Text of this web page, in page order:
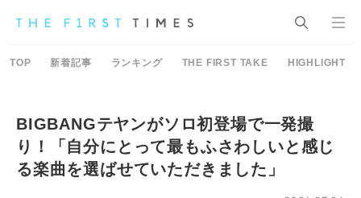
TOP 新着記事 ランキング THE FIRST TAKE HIGHLIGHT
BIGBANGテヤンがソロ初登場で一発撮
り！「自分にとって最もふさわしいと感じ
る楽曲を選ばせていただきました」